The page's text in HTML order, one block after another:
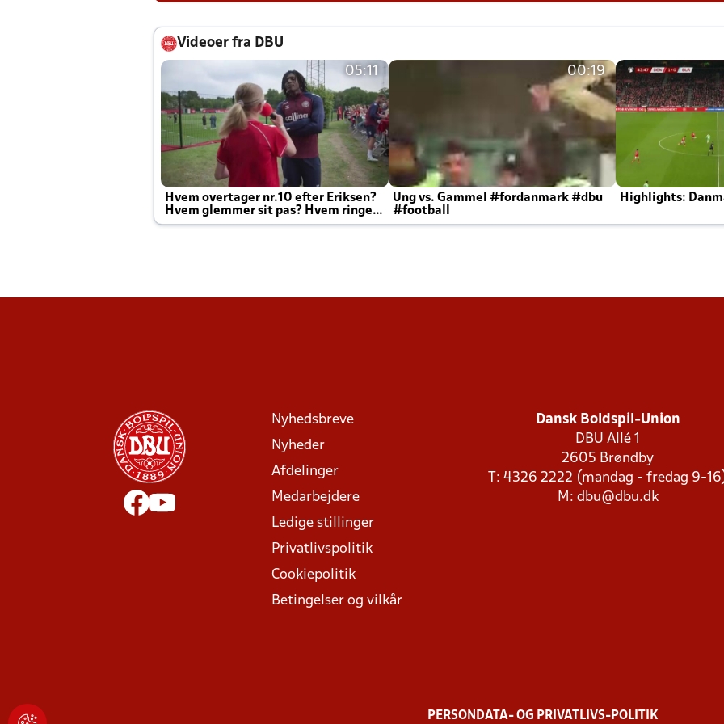
Videoer fra DBU
05:11
Hvem overtager nr.10 efter Eriksen?
Hvem glemmer sit pas? Hvem ringer
Joachim altid til efter kampe?
00:19
Ung vs. Gammel #fordanmark #dbu
#football
Highlights:
Nyhedsbreve
Nyheder
Afdelinger
Medarbejdere
Ledige stillinger
Privatlivspolitik
Cookiepolitik
Betingelser og vilkår
Dansk Boldspil-Union
DBU Allé 1
2605 Brøndby
T: 4326 2222 (mandag - fredag 9-
M: dbu@dbu.dk
PERSONDATA- OG PRIVATLIVS-POLITIK